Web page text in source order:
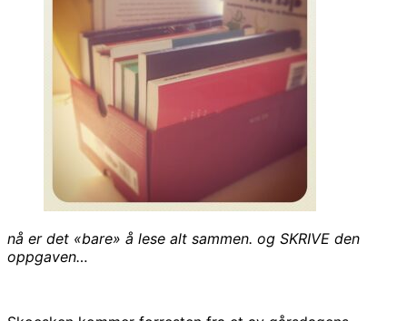
nå er det «bare» å lese alt sammen. og SKRIVE den
oppgaven…